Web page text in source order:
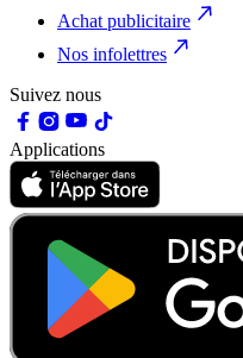
Achat publicitaire
Nos infolettres
Suivez nous
Applications